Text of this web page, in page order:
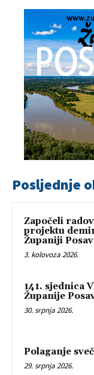
Posljednje
Započeli
projektu
Županiji
3. kolovoza 2026.
141. sjednica
Županije
30. srpnja 2026.
Polaganje
29. srpnja 2026.